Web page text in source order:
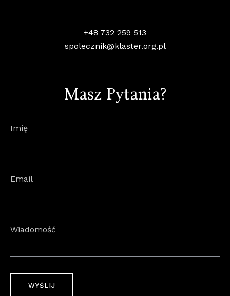
Masz Pytania?
Imię
Email
Wiadomość
+48 732 259 513
spolecznik@klaster.org.pl